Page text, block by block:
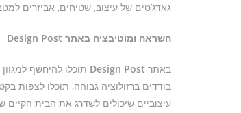
גאדג’טים של עיצוב, שטיחים, אביזרים
השראה ומוטיבציה באתר Design Post
באתר Design Post תוכלו להיחשף
בודדים ברזולוציה גבוהה, תוכלו לצפות
עיצוביים שיכולים לשדרג את הבית